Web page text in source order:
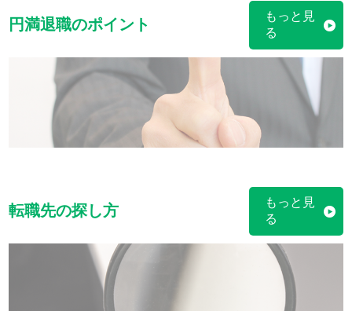
円満退職のポイント
もっと見
る
転職先の探し方
もっと見
る